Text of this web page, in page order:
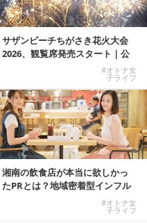
サザンビーチちがさき花火大会
2026、観覧席発売スタート｜公
#オトナ女
子ライフ
湘南の飲食店が本当に欲しかっ
たPRとは？地域密着型インフル
#オトナ女
子ライフ